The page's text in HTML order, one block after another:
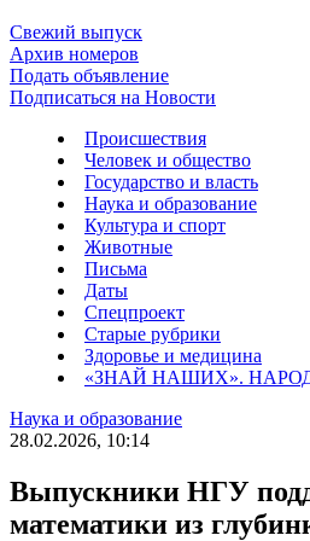
Свежий выпуск
Архив номеров
Подать объявление
Подписаться на Новости
Происшествия
Человек и общество
Государство и власть
Наука и образование
Культура и спорт
Животные
Письма
Даты
Спецпроект
Старые рубрики
Здоровье и медицина
«ЗНАЙ НАШИХ».
Наука и образование
28.02.2026, 10:14
Выпускники НГУ
математики из